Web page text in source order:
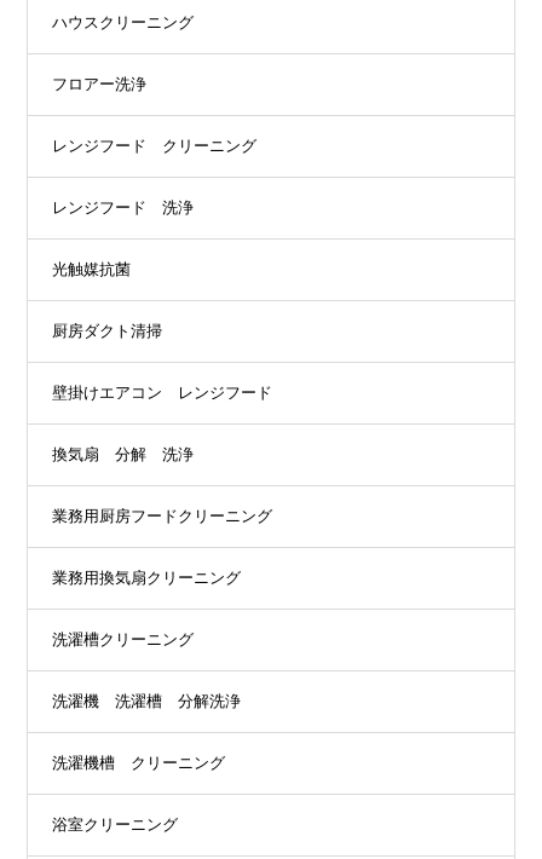
ハウスクリーニング
フロアー洗浄
レンジフード クリーニング
レンジフード 洗浄
光触媒抗菌
厨房ダクト清掃
壁掛けエアコン レンジフード
換気扇 分解 洗浄
業務用厨房フードクリーニング
業務用換気扇クリーニング
洗濯槽クリーニング
洗濯機 洗濯槽 分解洗浄
洗濯機槽 クリーニング
浴室クリーニング